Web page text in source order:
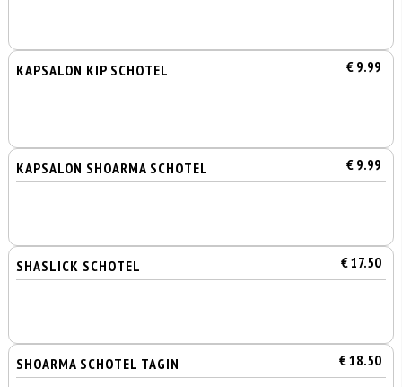
KAPSALON KIP SCHOTEL € 9.99
KAPSALON SHOARMA SCHOTEL € 9.99
SHASLICK SCHOTEL € 17.50
SHOARMA SCHOTEL TAGIN € 18.50